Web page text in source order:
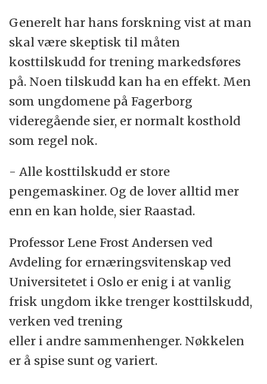
Generelt har hans forskning vist at man
skal være skeptisk til måten
kosttilskudd for trening markedsføres
på. Noen tilskudd kan ha en effekt. Men
som ungdomene på Fagerborg
videregående sier, er normalt kosthold
som regel nok.
- Alle kosttilskudd er store
pengemaskiner. Og de lover alltid mer
enn en kan holde, sier Raastad.
Professor Lene Frost Andersen ved
Avdeling for ernæringsvitenskap ved
Universitetet i Oslo er enig i at vanlig
frisk ungdom ikke trenger kosttilskudd,
verken ved trening
eller i andre sammenhenger. Nøkkelen
er å spise sunt og variert.